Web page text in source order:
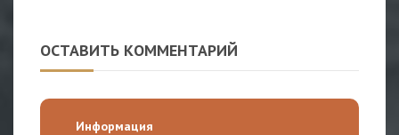
ОСТАВИТЬ КОММЕНТАРИЙ
Информация